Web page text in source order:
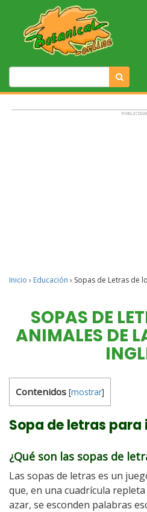
Inicio › Educación › Sopas de Letras de
SOPAS DE
ANIMALES DE
Contenidos [mostrar]
Sopa de letras
¿Qué son las sopas de
Las sopas de letras es un
que, en una cuadrícula
azar, se esconden palabras